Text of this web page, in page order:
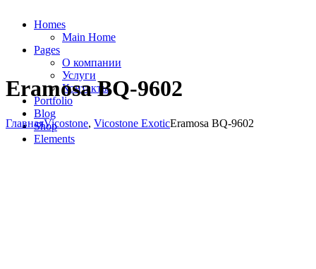
Homes
Main Home
Pages
О компании
Услуги
Контакты
Portfolio
Blog
Shop
Elements
Eramosa BQ-9602
ГлавнаяVicostone, Vicostone ExoticEramosa BQ-9602